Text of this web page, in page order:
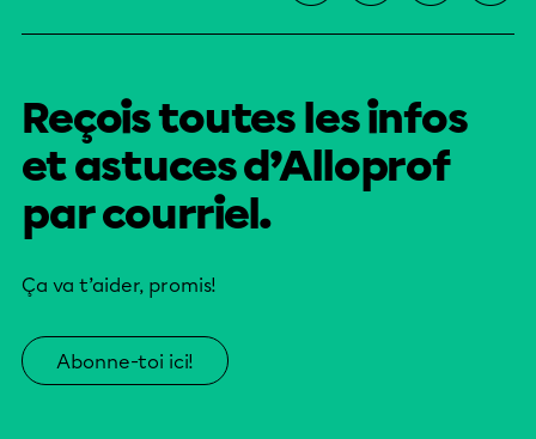
Reçois toutes les infos
et astuces d’Alloprof
par courriel.
Ça va t’aider, promis!
Abonne-toi ici!